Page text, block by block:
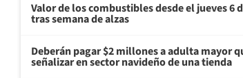
Valor de los combustibles desde el jueves 6
tras semana de alzas
Deberán pagar $2 millones a adulta mayor
señalizar en sector navideño de una tienda